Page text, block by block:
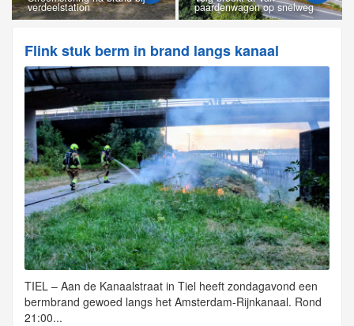
verdeelstation paardenwagen op snelweg
Flink stuk berm in brand langs kanaal
TIEL – Aan de Kanaalstraat in Tiel heeft zondagavond een
bermbrand gewoed langs het Amsterdam-Rijnkanaal. Rond
21:00...